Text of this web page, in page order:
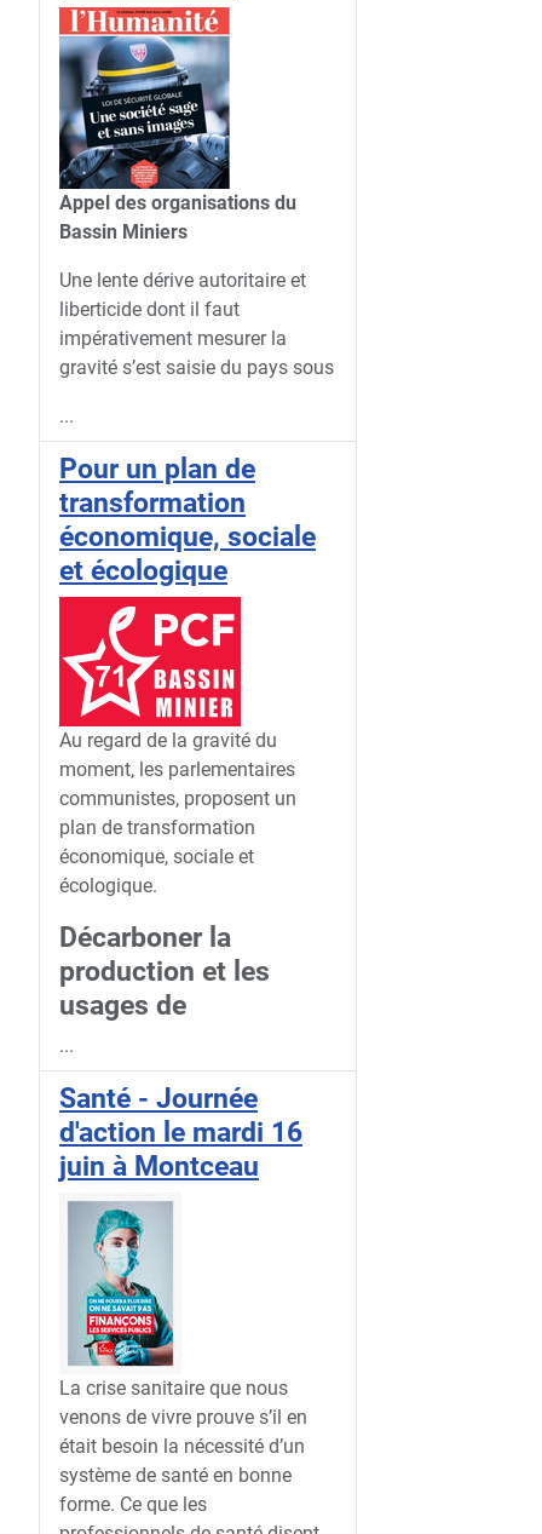
Appel des organisations du
Bassin Miniers
Une lente dérive autoritaire et
liberticide dont il faut
impérativement mesurer la
gravité s’est saisie du pays sous
...
Pour un plan de
transformation
économique, sociale
et écologique
Au regard de la gravité du
moment, les parlementaires
communistes, proposent un
plan de transformation
économique, sociale et
écologique.
Décarboner la
production et les
usages de
...
Santé - Journée
d'action le mardi 16
juin à Montceau
La crise sanitaire que nous
venons de vivre prouve s’il en
était besoin la nécessité d’un
système de santé en bonne
forme. Ce que les